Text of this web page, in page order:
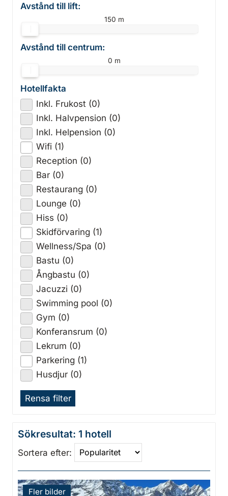
Avstånd till lift:
150 m
Avstånd till centrum:
0 m
Hotellfakta
Inkl. Frukost (0)
Inkl. Halvpension (0)
Inkl. Helpension (0)
Wifi (1)
Reception (0)
Bar (0)
Restaurang (0)
Lounge (0)
Hiss (0)
Skidförvaring (1)
Wellness/Spa (0)
Bastu (0)
Ångbastu (0)
Jacuzzi (0)
Swimming pool (0)
Gym (0)
Konferansrum (0)
Lekrum (0)
Parkering (1)
Husdjur (0)
Rensa filter
Sökresultat: 1 hotell
Sortera efter:
Fler bilder